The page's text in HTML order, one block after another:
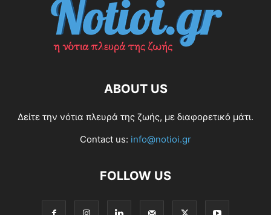
ABOUT US
Δείτε την νότια πλευρά της ζωής, με διαφορετικό μάτι.
Contact us: info@notioi.gr
FOLLOW US